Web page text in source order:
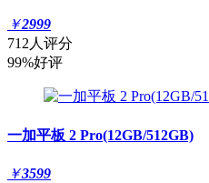
￥2999
712人评分
99%好评
一加平板 2 Pro(12GB/512GB)
￥3599